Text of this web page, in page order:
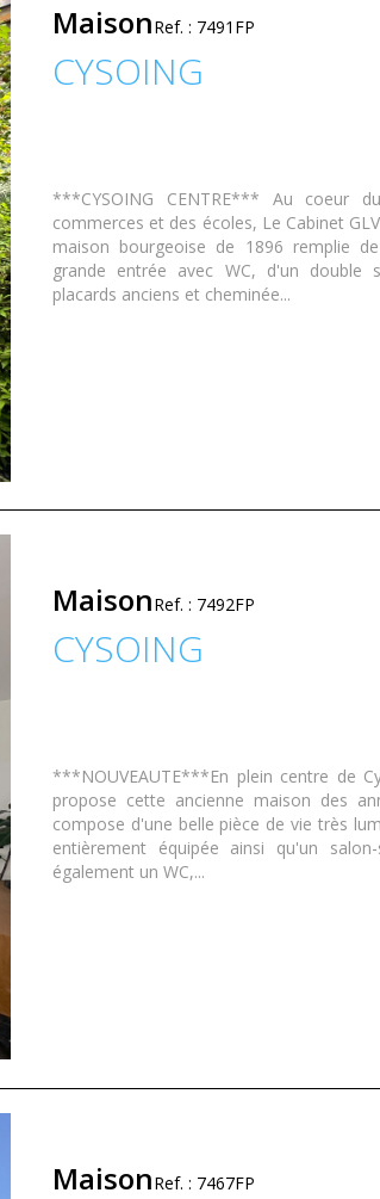
MaisonRef. : 7491FP
CYSOING
***CYSOING CENTRE*** Au coeur
commerces et des écoles, Le Cabinet
maison bourgeoise de 1896 remplie
grande entrée avec WC, d'un double
placards anciens et cheminée...
MaisonRef. : 7492FP
CYSOING
***NOUVEAUTE***En plein centre de
propose cette ancienne maison des
compose d'une belle pièce de vie très
entièrement équipée ainsi qu'un
également un WC,...
MaisonRef. : 7467FP